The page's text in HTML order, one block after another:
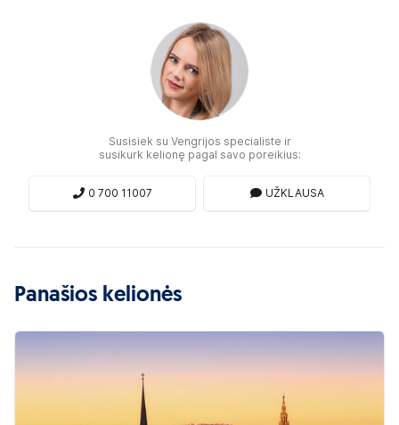
Susisiek su Vengrijos specialiste ir
susikurk kelionę pagal savo poreikius:
0 700 11007 UŽKLAUSA
Panašios kelionės